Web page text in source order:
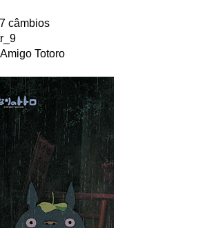
morremos, alugamos
câmbios
de Partir (The Bucket List)